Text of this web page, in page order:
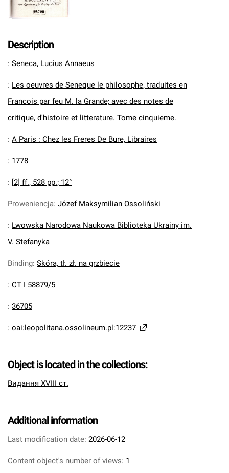
Description
: Seneca, Lucius Annaeus
: Les oeuvres de Seneque le philosophe, traduites en
Francois par feu M. la Grande; avec des notes de
critique, d'histoire et litterature. Tome cinquieme.
: A Paris : Chez les Freres De Bure, Libraires
: 1778
: [2] ff., 528 pp.; 12°
Proweniencja: Józef Maksymilian Ossoliński
: Lwowska Narodowa Naukowa Biblioteka Ukrainy im.
V. Stefanyka
Binding: Skóra, tł. zł. na grzbiecie
: CT I 58879/5
: 36705
: oai:leopolitana.ossolineum.pl:12237
Object is located in the collections:
Видання XVIII ст.
Additional information
Last modification date: 2026-06-12
Content object's number of views: 1